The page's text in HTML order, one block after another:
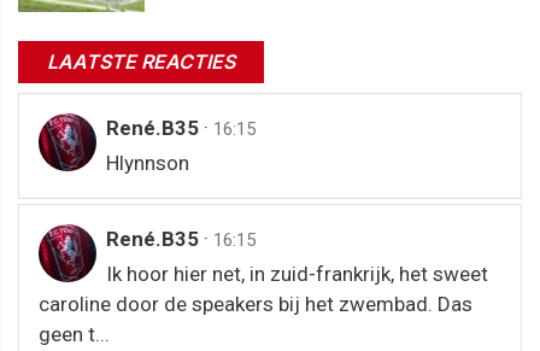
LAATSTE REACTIES
René.B35 · 16:15
Hlynnson
René.B35 · 16:15
Ik hoor hier net, in zuid-frankrijk, het sweet
caroline door de speakers bij het zwembad. Das
geen t...